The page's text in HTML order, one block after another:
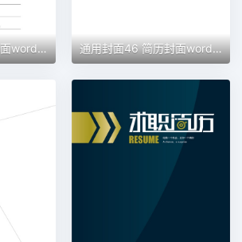
通用封面47 简历封面word模板 通用封面46 简历封面word模板